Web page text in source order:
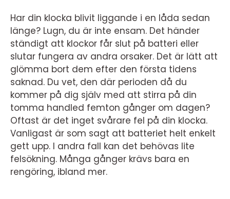
Har din klocka blivit liggande i en låda sedan
länge? Lugn, du är inte ensam. Det händer
ständigt att klockor får slut på batteri eller
slutar fungera av andra orsaker. Det är lätt att
glömma bort dem efter den första tidens
saknad. Du vet, den där perioden då du
kommer på dig själv med att stirra på din
tomma handled femton gånger om dagen?
Oftast är det inget svårare fel på din klocka.
Vanligast är som sagt att batteriet helt enkelt
gett upp. I andra fall kan det behövas lite
felsökning. Många gånger krävs bara en
rengöring, ibland mer.